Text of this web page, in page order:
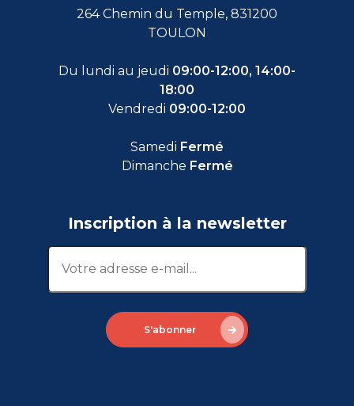
264 Chemin du Temple, 831200
TOULON
Du lundi au jeudi 09:00-12:00, 14:00-
18:00
Vendredi 09:00-12:00
Samedi Fermé
Dimanche Fermé
Inscription à la newsletter
S'abonner